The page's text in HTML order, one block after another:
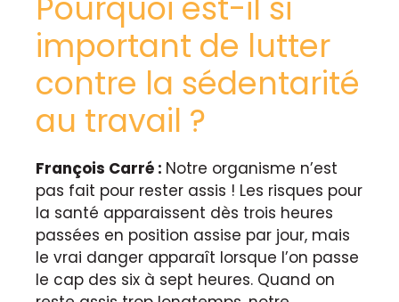
Pourquoi est-il si
important de lutter
contre la sédentarité
au travail ?
François Carré : Notre organisme n’est
pas fait pour rester assis ! Les risques pour
la santé apparaissent dès trois heures
passées en position assise par jour, mais
le vrai danger apparaît lorsque l’on passe
le cap des six à sept heures. Quand on